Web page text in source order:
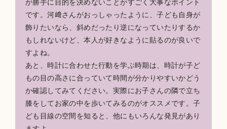
が勝手に目的を決めないことがすごく大事なポイント
です。河﨑さんがおっしゃったように、子ども自身が
飾りたいなら、斜めだったり逆になっていたりするか
もしれないけど、本人が好きなように貼るのが良いで
すよね。
あと、時計に合わせた行動を学ぶ時期は、時計が子ど
もの目の高さに合っていて時間が分かりやすいかどう
か確認してみてください。実際にお子さんの隣で立ち
膝をしてお家の中を歩いてみるのがオススメです。子
ども目線の空間を知ると、他にもいろんな発見があり